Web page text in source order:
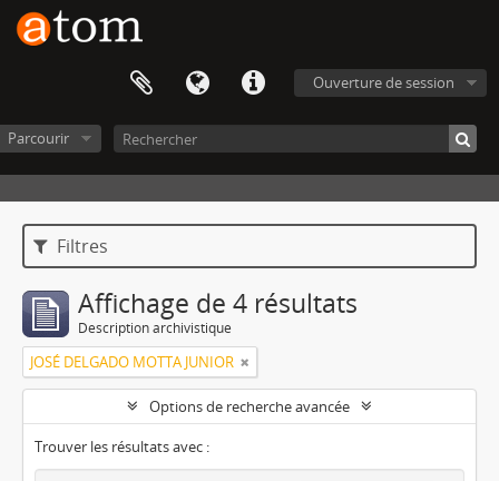
Ouverture de session
Parcourir
Filtres
Affichage de 4 résultats
Description archivistique
JOSÉ DELGADO MOTTA JUNIOR
Options de recherche avancée
Trouver les résultats avec :